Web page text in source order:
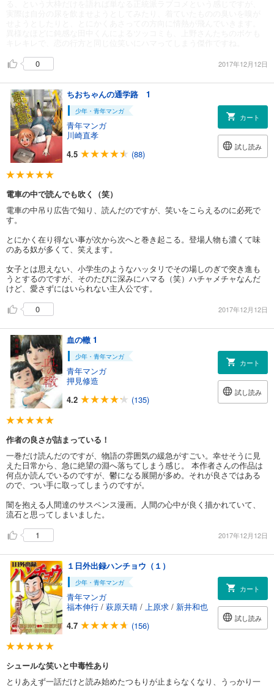
0
2017年12月12日
ちおちゃんの通学路 1
少年・青年マンガ
青年マンガ
川崎直孝
4.5
(88)
カート
試し読み
電車の中で読んでも吹く（笑）
電車の中吊り広告で知り、読んだのですが、笑いをこらえるのに必死で
す。
とにかく在り得ない事が次から次へと巻き起こる。登場人物も濃くて味
のある奴が多くて、笑えます。
女子とは思えない、小学生のようなハッタリでその場しのぎで突き進も
うとするのですが、そのたびに深みにハマる（笑）ハチャメチャなんだ
けど、愛さずにはいられない主人公です。
0
2017年12月12日
血の轍 1
少年・青年マンガ
青年マンガ
押見修造
4.2
(135)
カート
試し読み
作者の良さが詰まっている！
一巻だけ読んだのですが、物語の雰囲気の緩急がすごい。幸せそうに見
えた日常から、急に絶望の淵へ落ちてしまう感じ。 本作者さんの作品は
何点か読んでいるのですが、鬱になる展開が多め。それが良さではある
ので、つい手に取ってしまうのですが。
闇を抱える人間達のサスペンス漫画。人間の心中が良く描かれていて、
流石と思ってしまいました。
1
2017年12月12日
１日外出録ハンチョウ（１）
少年・青年マンガ
青年マンガ
福本伸行 / 萩原天晴 / 上原求 / 新井和也
4.7
(156)
カート
試し読み
シュールな笑いと中毒性あり
とりあえず一話だけと読み始めたつもりが止まらなくなり、うっかり一